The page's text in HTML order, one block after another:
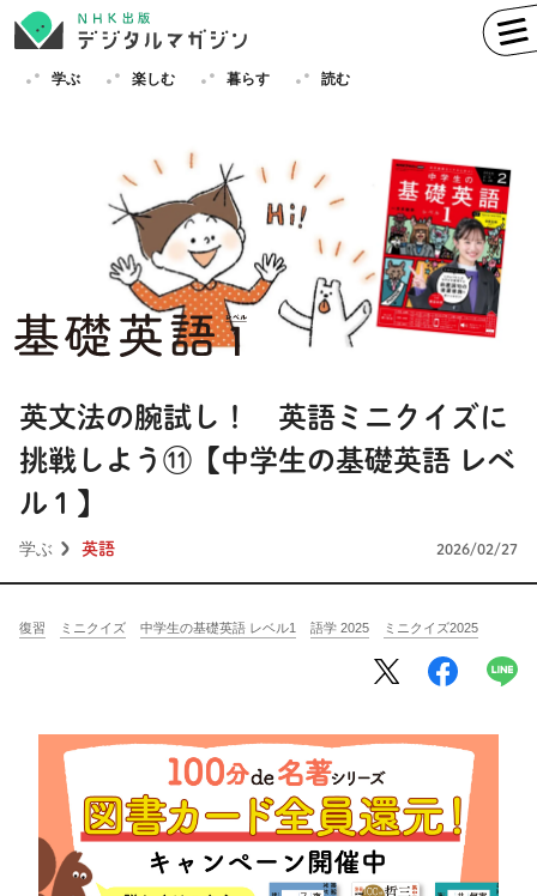
学ぶ 楽しむ 暮らす 読む
学ぶ 英語 フランス語
ドイツ語 イタリア語
スペイン語 ロシア語
NHKブックス 100分de名著
その他
きょうの レシピ
英文法の腕試し！ 英語ミニクイズに
挑戦しよう⑪【中学生の基礎英語 レベ
ル１】
学ぶ 英語 2026/02/27
復習 ミニクイズ 中学生の基礎英語 レベル1 語学 2025 ミニクイズ2025